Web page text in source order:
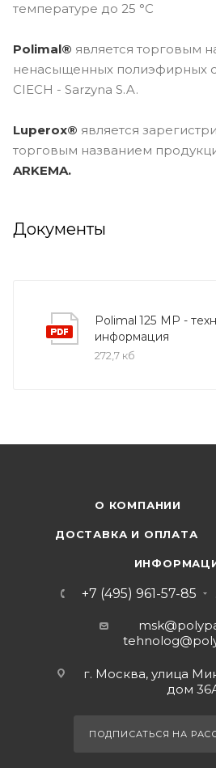
температуре до 25 °C
Polimal® является торговым
ненасыщенных полиэфирных
CIECH - Sarzyna S.A.
Luperox® является
торговым названием
ARKEMA.
Документы
Polimal 125 МР -
информация
272,7 кб
О КОМПАНИИ
ДОСТАВКА И ОПЛАТА
+7 (495) 961-57-85
г. Москва, улица
дом
ПОДПИСАТЬСЯ НА